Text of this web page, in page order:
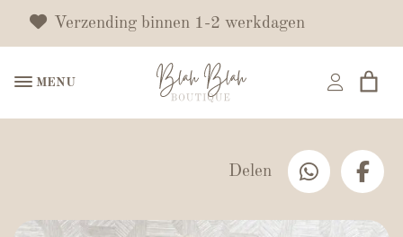
Verzending binnen 1-2 werkdagen
MENU
Delen